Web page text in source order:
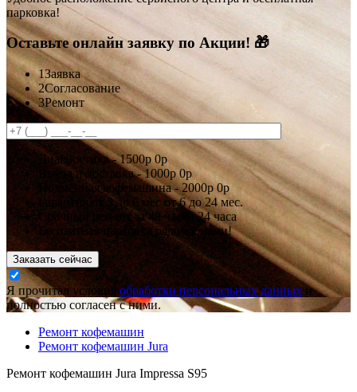
парковка!
Оставьте онлайн заявку по Акции! 🎁
1Заявка
2Согласование
3Ремонт
Диагностика -1500р0р
Выезд и доставка -1000р0р
Подменная кофемашина -2000р0р
Гарантия
от 3 до 6 мес от 6 до 24 мес.
Срочный ремонт за48 часов24 часа
Бесплатная парковка рядом с нами!
Заказать сейчас
Я прочитал условия обработки персональных данных и
полностью согласен с ними.
Ремонт кофемашин
Ремонт кофемашин Jura
Ремонт кофемашин Jura Impressa S95